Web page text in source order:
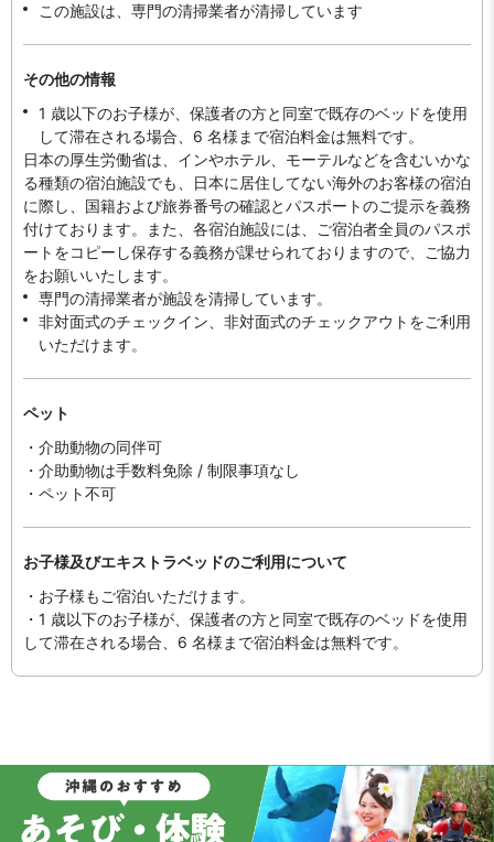
この施設は、専門の清掃業者が清掃しています
その他の情報
1 歳以下のお子様が、保護者の方と同室で既存のベッドを使用
して滞在される場合、6 名様まで宿泊料金は無料です。
日本の厚生労働省は、インやホテル、モーテルなどを含むいかな
る種類の宿泊施設でも、日本に​居住してない海外のお客様の宿泊
に際し、国籍および旅券番号の確認とパスポートのご提示を義務
付け​ております。また、各宿泊施設には、ご宿泊者全員のパスポ
ートをコピーし保存する義務が課せられておりますの​で、ご協力
をお願いいたします。
専門の清掃業者が施設を清掃しています。
非対面式のチェックイン、非対面式のチェックアウトをご利用
いただけます。
ペット
・介助動物の同伴可
・介助動物は手数料免除 / 制限事項なし
・ペット不可
お子様及びエキストラベッドのご利用について
・お子様もご宿泊いただけます。
・1 歳以下のお子様が、保護者の方と同室で既存のベッドを使用
して滞在される場合、6 名様まで宿泊料金は無料です。